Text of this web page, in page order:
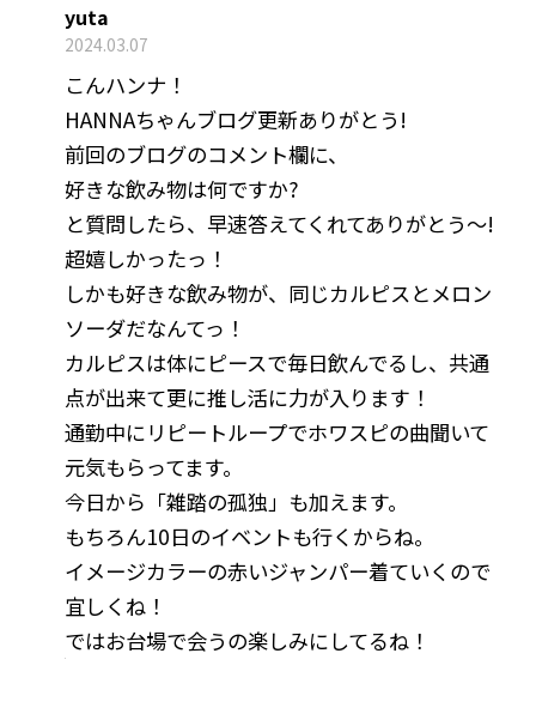
yuta
2024.03.07
こんハンナ！
HANNAちゃんブログ更新ありがとう!
前回のブログのコメント欄に、
好きな飲み物は何ですか?
と質問したら、早速答えてくれてありがとう〜!
超嬉しかったっ！
しかも好きな飲み物が、同じカルピスとメロン
ソーダだなんてっ！
カルピスは体にピースで毎日飲んでるし、共通
点が出来て更に推し活に力が入ります！
通勤中にリピートループでホワスピの曲聞いて
元気もらってます。
今日から「雑踏の孤独」も加えます。
もちろん10日のイベントも行くからね。
イメージカラーの赤いジャンパー着ていくので
宜しくね！
ではお台場で会うの楽しみにしてるね！